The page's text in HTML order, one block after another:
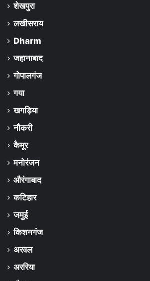
शेखपुरा
लखीसराय
Dharm
जहानाबाद
गोपालगंज
गया
खगड़िया
नौकरी
कैमूर
मनोरंजन
औरंगाबाद
कटिहार
जमुई
किशनगंज
अरवल
अररिया